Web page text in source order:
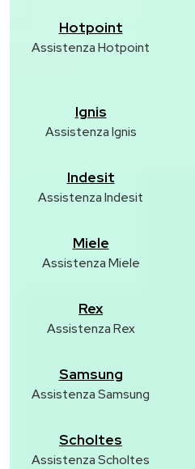
Hotpoint
Assistenza Hotpoint
Ignis
Assistenza Ignis
Indesit
Assistenza Indesit
Miele
Assistenza Miele
Rex
Assistenza Rex
Samsung
Assistenza Samsung
Scholtes
Assistenza Scholtes